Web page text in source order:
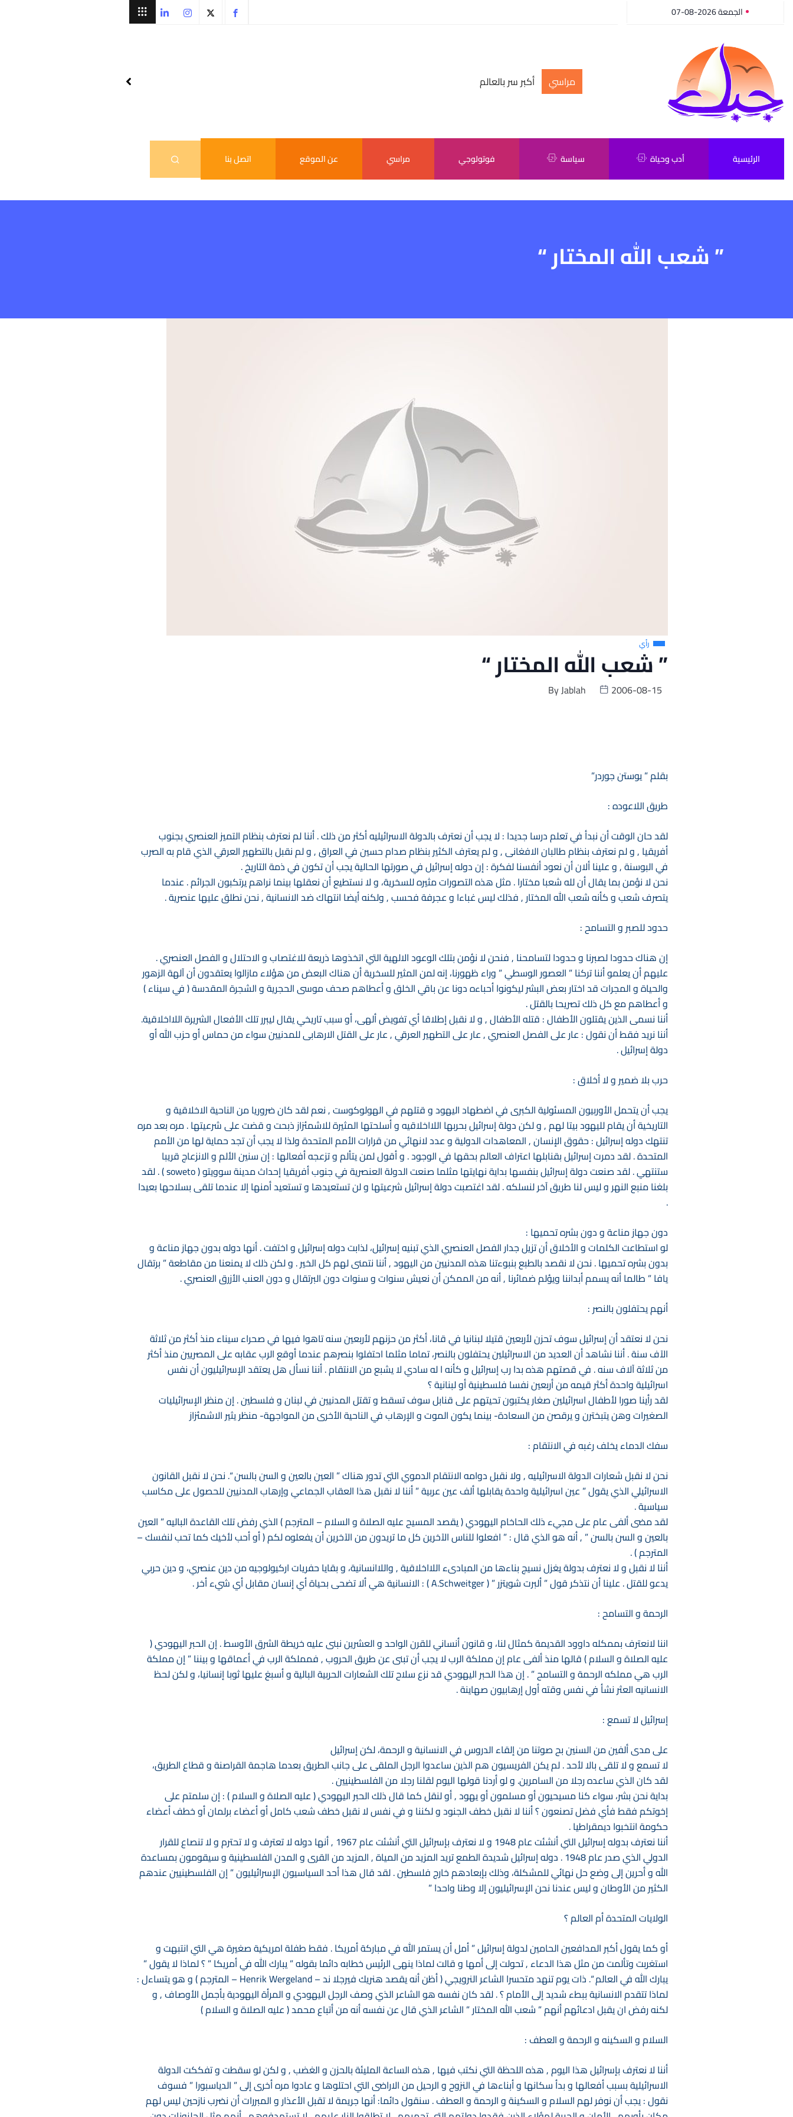
الجمعة 2026-08-07
مراسي أكبر سر بالعالم
الرئيسية أدب وحياة سياسة فوتولوجي مراسي عن الموقع اتصل بنا
” شعب الله المختار “
رأي
” شعب الله المختار “
ByJablah 2006-08-15
بقلم ” يوستن جوردر”
طريق اللاعوده :
لقد حان الوقت أن نبدأ في تعلم درسا جديدا : لا يجب أن نعترف بالدولة الاسرائيليه أكثر من ذلك . أننا لم نعترف بنظام التميز العنصري بجنوب
أفريقيا , و لم نعترف بنظام طالبان الافغانى , و لم يعترف الكثير بنظام صدام حسين في العراق , و لم نقبل بالتطهير العرقي الذي قام به الصرب
في البوسنة , و علينا ألان أن نعود أنفسنا لفكرة : إن دوله إسرائيل في صورتها الحالية يجب أن تكون في ذمة التاريخ .
نحن لا نؤمن بما يقال أن لله شعبا مختارا . مثل هذه التصورات مثيره للسخرية، و لا نستطيع أن نعقلها بينما نراهم يرتكبون الجرائم . عندما
يتصرف شعب و كأنه شعب الله المختار , فذلك ليس غباءا و عجرفة فحسب , ولكنه أيضا انتهاك ضد الانسانية , نحن نطلق عليها عنصرية .
حدود للصبر و التسامح :
إن هناك حدودا لصبرنا و حدودا لتسامحنا , فنحن لا نؤمن بتلك الوعود الالهية التي اتخذوها ذريعة للاغتصاب و الاحتلال و الفصل العنصري .
عليهم أن يعلمو أننا تركنا ” العصور الوسطي ” وراء ظهورنا، إنه لمن المثير للسخرية أن هناك البعض من هؤلاء مازالوا يعتقدون أن آلهة الزهور
والحياة و المجرات قد اختار بعض البشر ليكونوا أحباءه دونا عن باقي الخلق و أعطاهم صحف موسى الحجرية و الشجرة المقدسة ( في سيناء )
و أعطاهم مع كل ذلك تصريحا بالقتل .
أننا نسمى الذين يقتلون الأطفال : قتله الأطفال , و لا نقبل إطلاقا أي تفويض ألهى، أو سبب تاريخي يقال ليبرر تلك الأفعال الشريرة اللااخلاقية.
أننا نريد فقط أن نقول : عار على الفصل العنصري , عار على التطهير العرقي , عار على القتل الارهابى للمدنيين سواء من حماس أو حزب الله أو
دولة إسرائيل .
حرب بلا ضمير و لا أخلاق :
يجب أن يتحمل الأوربيون المسئولية الكبرى في اضطهاد اليهود و قتلهم في الهولوكوست , نعم لقد كان ضروريا من الناحية الاخلاقية و
التاريخية أن يقام لليهود بيتا لهم , و لكن دولة إسرائيل بحربها اللااخلاقيه و أسلحتها المثيرة للاشمئزاز ذبحت و قضت على شرعيتها . مره بعد مره
تنتهك دوله إسرائيل : حقوق الإنسان , المعاهدات الدولية و عدد لانهائي من قرارات الأمم المتحدة ولذا لا يجب أن تجد حماية لها من الأمم
المتحدة . لقد دمرت إسرائيل بقنابلها اعتراف العالم بحقها في الوجود . و أقول لمن يتألم و تزعجه أفعالها : إن سنين الألم و الانزعاج قريبا
ستنتهي . لقد صنعت دولة إسرائيل بنفسها بداية نهايتها مثلما صنعت الدولة العنصرية في جنوب أفريقيا إحداث مدينة سوويتو ( soweto ) . لقد
بلغنا منبع النهر و ليس لنا طريق آخر لنسلكه . لقد اغتصبت دولة إسرائيل شرعيتها و لن تستعيدها و تستعيد أمنها إلا عندما تلقى بسلاحها بعيدا
.
دون جهاز مناعة و دون بشره تحميها :
لو استطاعت الكلمات و الأخلاق أن تزيل جدار الفصل العنصري الذي تبنيه إسرائيل، لذابت دوله إسرائيل و اختفت . أنها دوله بدون جهاز مناعة و
بدون بشره تحميها . نحن لا نقصد بالطبع بنبوءتنا هذه المدنيين من اليهود , أننا نتمنى لهم كل الخير . و لكن ذلك لا يمنعنا من مقاطعة ” برتقال
يافا ” طالما أنه يسمم أبداننا ويؤلم ضمائرنا , أنه من الممكن أن نعيش سنوات و سنوات دون البرتقال و دون العنب الأزرق العنصري .
أنهم يحتفلون بالنصر :
نحن لا نعتقد أن إسرائيل سوف تحزن لأربعين قتيلا لبنانيا في قانا، أكثر من حزنهم لأربعين سنه تاهوا فيها في صحراء سيناء منذ أكثر من ثلاثة
الآف سنة . أننا نشاهد أن العديد من الاسرائيلين يحتفلون بالنصر، تماما مثلما احتفلوا بنصرهم عندما أوقع الرب عقابه على المصريين منذ أكثر
من ثلاثة آلاف سنه . في قصتهم هذه بدا رب إسرائيل و كأنه ا له سادي لا يشبع من الانتقام . أننا نسأل هل يعتقد الإسرائيليون أن نفس
اسرائيلية واحدة أكثر قيمه من أربعين نفسا فلسطينية أو لبنانية ؟
لقد رأينا صورا لأطفال اسرائيلين صغار يكتبون تحيتهم على قنابل سوف تسقط و تقتل المدنيين في لبنان و فلسطين . إن منظر الإسرائيليات
الصغيرات وهن يتبخترن و يرقصن من السعادة- بينما يكون الموت و الإرهاب في الناحية الأخرى من المواجهة- منظر يثير الاشمئزاز
سفك الدماء يخلف رغبه في الانتقام :
نحن لا نقبل شعارات الدولة الاسرائيليه , ولا نقبل دوامه الانتقام الدموي التي تدور هناك ” العين بالعين و السن بالسن “. نحن لا نقبل القانون
الاسرائيلي الذي يقول ” عين اسرائيلية واحدة يقابلها ألف عين عربية ” أننا لا نقبل هذا العقاب الجماعي وإرهاب المدنيين للحصول على مكاسب
سياسية .
لقد مضى ألفى عام على مجيء ذلك الحاخام اليهودي ( يقصد المسيح عليه الصلاة و السلام – المترجم ) الذي رفض تلك القاعدة الباليه ” العين
بالعين و السن بالسن ” , أنه هو الذي قال : ” افعلوا للناس الآخرين كل ما تريدون من الآخرين أن يفعلوه لكم ( أو أحب لأخيك كما تحب لنفسك –
المترجم ) .
أننا لا نقبل و لا نعترف بدولة يغزل نسيج بناءها من المبادىء اللااخلاقية , واللاانسانية، و بقايا حفريات اركيولوجيه من دين عنصري، و دين حربي
يدعو للقتل . علينا أن نتذكر قول ” ألبرت شويتزر ” ( A.Schweitger ) : الانسانية هي ألا تضحى بحياة أي إنسان مقابل أي شيء أخر .
الرحمة و التسامح :
اننا لانعترف بممكله داوود القديمة كمثال لنا، و قانون أنساني للقرن الواحد و العشرين نبنى عليه خريطة الشرق الأوسط . إن الحبر اليهودي (
عليه الصلاة و السلام ) قالها منذ ألفى عام إن مملكة الرب لا يجب أن تبنى عن طريق الحروب , فمملكة الرب في أعماقها و بيننا ” إن مملكة
الرب هي مملكه الرحمة و التسامح ” . إن هذا الحبر اليهودي قد نزع سلاح تلك الشعارات الحربية البالية و أسبغ عليها ثوبا إنسانيا، و لكن لحظ
الانسانيه العثر نشأ في نفس وقته أول إرهابيون صهاينة .
إسرائيل لا تسمع :
على مدى ألفين من السنين بح صوتنا من إلقاء الدروس في الانسانية و الرحمة، لكن إسرائيل
لا تسمع و لا تلقى بالا لأحد . لم يكن الفريسيون هم الذين ساعدوا الرجل الملقى على جانب الطريق بعدما هاجمة القراصنة و قطاع الطريق،
لقد كان الذي ساعده رجلا من السامرين. و لو أردنا قولها اليوم لقلنا رجلا من الفلسطينيين .
بداية نحن بشر، سواء كنا مسيحيون أو مسلمون أو يهود , أو لنقل كما قال ذلك الحبر اليهودي ( عليه الصلاة و السلام ) : إن سلمتم على
إخوتكم فقط فأي فضل تصنعون ؟ أننا لا نقبل خطف الجنود و لكننا و في نفس لا نقبل خطف شعب كامل أو أعضاء برلمان أو خطف أعضاء
حكومة انتخبوا ديمقراطيا .
أننا نعترف بدوله إسرائيل التي أنشئت عام 1948 و لا نعترف بإسرائيل التي أنشئت عام 1967 , أنها دوله لا تعترف و لا تحترم و لا تنصاع للقرار
الدولي الذي صدر عام 1948 . دوله إسرائيل شديدة الطمع تريد المزيد من المياة , المزيد من القرى و المدن الفلسطينية و سيقومون بمساعدة
الله و أحرين إلى وضع حل نهائي للمشكلة، وذلك بإبعادهم خارج فلسطين . لقد قال هذا أحد السياسيون الإسرائيليون ” إن الفلسطينيين عندهم
الكثير من الأوطان و ليس عندنا نحن الإسرائيليون إلا وطنا واحدا ”
الولايات المتحدة أم العالم ؟
أو كما يقول أكبر المدافعين الحامين لدولة إسرائيل ” أمل أن يستمر الله في مباركة أمريكا . فقط طفلة امريكية صغيرة هي التي انتبهت و
استغربت وتألمت من مثل هذا الدعاء , تحولت إلى أمها و قالت لماذا ينهى الرئيس خطابه دائما بقوله ” يبارك الله في أمريكا ” ؟ لماذا لا يقول ”
يبارك الله في العالم “. ذات يوم تنهد متحسرا الشاعر النرويجي ( أظن أنه يقصد هنريك فيرجلا ند – Henrik Wergeland – المترجم ) و هو يتساءل :
لماذا تتقدم الانسانية ببطء شديد إلى الأمام ؟ . لقد كان نفسه هو الشاعر الذي وصف الرجل اليهودي و المرأة اليهودية بأجمل الأوصاف , و
لكنه رفض ان يقبل ادعائهم أنهم ” شعب الله المختار ” الشاعر الذي قال عن نفسه أنه من أتباع محمد ( عليه الصلاة و السلام )
السلام و السكينه و الرحمة و العطف :
أننا لا نعترف بإسرائيل هذا اليوم , هذه اللحظة التي نكتب فيها , هذه الساعة المليئة بالحزن و الغضب , و لكن لو سقطت و تفككت الدولة
الاسرائيلية بسبب أفعالها و بدأ سكانها و أبناءها في النزوح و الرحيل من الاراضى التي احتلوها و عادوا مره أخرى إلى ” الدياسبورا ” فسوف
نقول : يجب أن نوفر لهم السلام و السكينة و الرحمة و العطف . سنقول دائما: أنها جريمة لا تقبل الأعذار و المبررات أن نضرب نازحين ليس لهم